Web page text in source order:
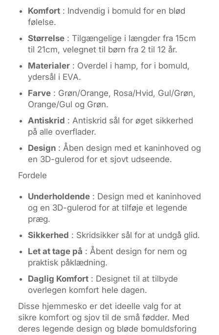
Komfort : Indvendig i bomuld for en blød
følelse.
Størrelse : Tilgængelige i længder fra 15cm
til 21cm, velegnet til børn fra 2 til 12 år.
Materialer : Overdel i hamp, for i bomuld,
ydersål i EVA.
Farve : Grøn/Orange, Rosa/Hvid, Gul/Grøn,
Orange/Gul og Grøn.
Antiskrid : Antiskrid sål for øget sikkerhed
på alle overflader.
Design : Åben design med et kaninhoved og
en 3D-gulerod for et sjovt udseende.
Fordele
Underholdende : Design med et kaninhoved
og en 3D-gulerod for at tilføje et legende
præg.
Sikkerhed : Skridsikker sål for at undgå glid.
Let at tage på : Åbent design for nem og
praktisk påklædning.
Daglig Komfort : Designet til at tilbyde
overlegen komfort hele dagen.
Disse hjemmesko er det ideelle valg for at
sikre komfort og sjov til de små fødder. Med
deres legende design og bløde bomuldsforing